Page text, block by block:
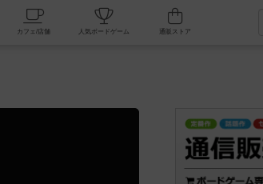
掲示板一覧 カフェ/店舗 人気ボードゲーム